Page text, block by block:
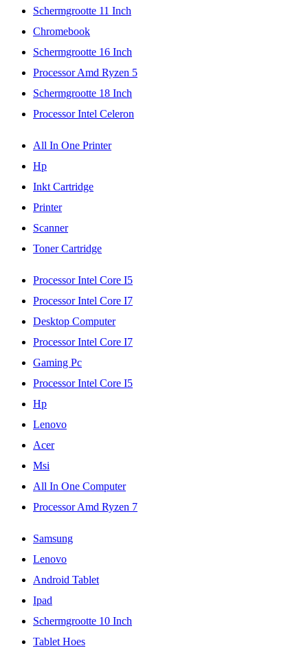
Schermgrootte 11 Inch
Chromebook
Schermgrootte 16 Inch
Processor Amd Ryzen 5
Schermgrootte 18 Inch
Processor Intel Celeron
All In One Printer
Hp
Inkt Cartridge
Printer
Scanner
Toner Cartridge
Processor Intel Core I5
Processor Intel Core I7
Desktop Computer
Processor Intel Core I7
Gaming Pc
Processor Intel Core I5
Hp
Lenovo
Acer
Msi
All In One Computer
Processor Amd Ryzen 7
Samsung
Lenovo
Android Tablet
Ipad
Schermgrootte 10 Inch
Tablet Hoes